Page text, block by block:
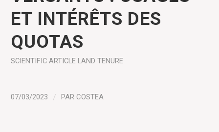
ET INTÉRÊTS DES
QUOTAS
SCIENTIFIC ARTICLE LAND TENURE
07/03/2023 / PARCOSTEA